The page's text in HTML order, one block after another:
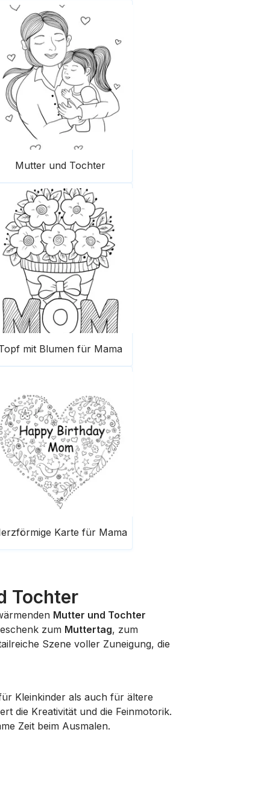
Mutter und Tochter
mit Blumen für Mama
Karte für Mama
Tochter
Mutter und Tochter
zum Muttertag, zum
Szene voller Zuneigung, die
Kleinkinder als auch für ältere
die Kreativität und die Feinmotorik.
Zeit beim Ausmalen.